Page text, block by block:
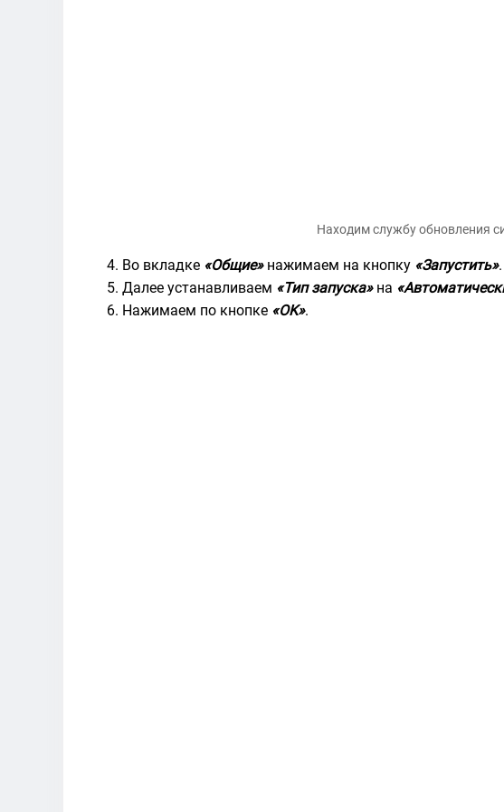
Находим службу обновления
Во вкладке «Общие»нажимаем на кнопку «Запустить».
Далее устанавливаем «Тип запуска»на
Нажимаем по кнопке «OK».